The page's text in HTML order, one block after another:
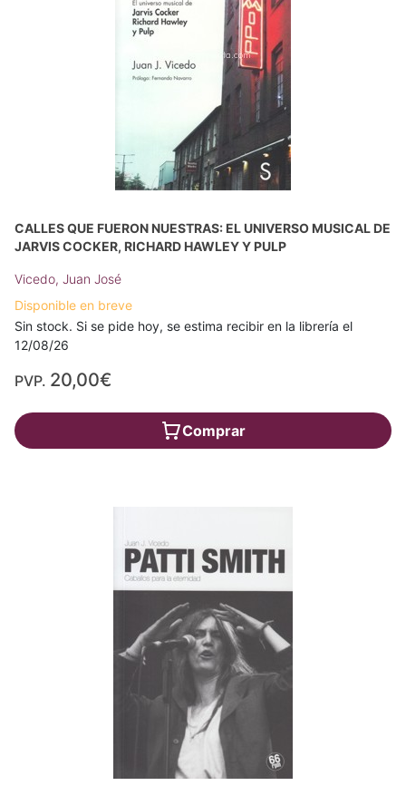
CALLES QUE FUERON NUESTRAS: EL UNIVERSO MUSICAL DE
JARVIS COCKER, RICHARD HAWLEY Y PULP
Vicedo, Juan José
Disponible en breve
Sin stock. Si se pide hoy, se estima recibir en la librería el
12/08/26
PVP. 20,00€
Comprar